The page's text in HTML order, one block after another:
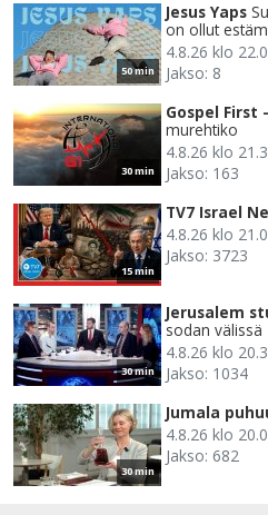
50 min
Jesus Yaps
on ollut
4.8.26 klo
Jakso: 8
30 min
Gospel First
murehtiko
4.8.26 klo
Jakso: 163
15 min
TV7 Israel
4.8.26 klo
Jakso: 3723
30 min
Jerusalem
sodan välissä
4.8.26 klo
Jakso: 1034
30 min
Jumala
4.8.26 klo
Jakso: 682